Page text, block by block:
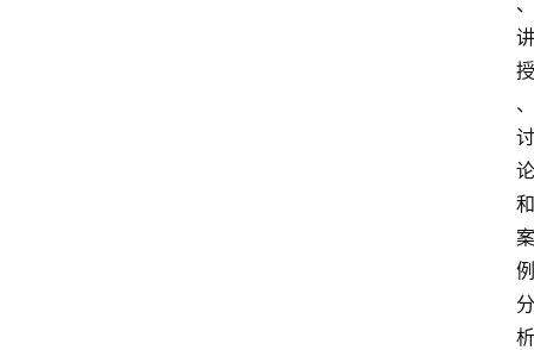
讲
授
、
讨
论
和
案
例
分
析